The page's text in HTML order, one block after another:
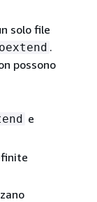
solo file
.
possono
e